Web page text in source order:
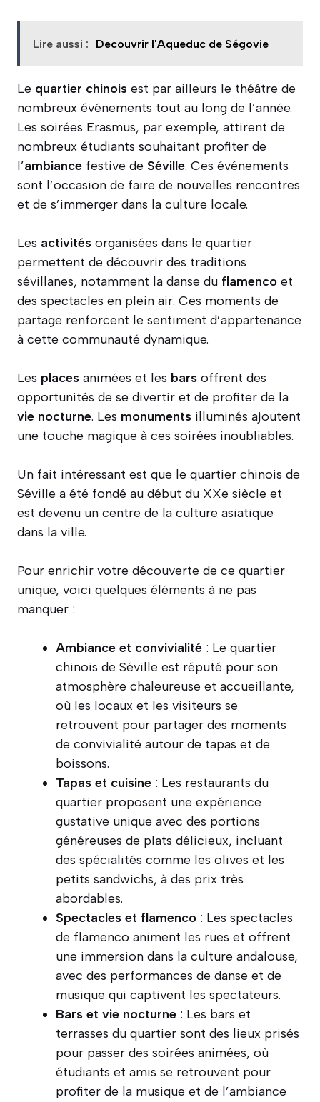
Lire aussi : Decouvrir l'Aqueduc de Ségovie
Le quartier chinois est par ailleurs le théâtre de
nombreux événements tout au long de l’année.
Les soirées Erasmus, par exemple, attirent de
nombreux étudiants souhaitant profiter de
l’ambiance festive de Séville. Ces événements
sont l’occasion de faire de nouvelles rencontres
et de s’immerger dans la culture locale.
Les activités organisées dans le quartier
permettent de découvrir des traditions
sévillanes, notamment la danse du flamenco et
des spectacles en plein air. Ces moments de
partage renforcent le sentiment d’appartenance
à cette communauté dynamique.
Les places animées et les bars offrent des
opportunités de se divertir et de profiter de la
vie nocturne. Les monuments illuminés ajoutent
une touche magique à ces soirées inoubliables.
Un fait intéressant est que le quartier chinois de
Séville a été fondé au début du XXe siècle et
est devenu un centre de la culture asiatique
dans la ville.
Pour enrichir votre découverte de ce quartier
unique, voici quelques éléments à ne pas
manquer :
Ambiance et convivialité : Le quartier
chinois de Séville est réputé pour son
atmosphère chaleureuse et accueillante,
où les locaux et les visiteurs se
retrouvent pour partager des moments
de convivialité autour de tapas et de
boissons.
Tapas et cuisine : Les restaurants du
quartier proposent une expérience
gustative unique avec des portions
généreuses de plats délicieux, incluant
des spécialités comme les olives et les
petits sandwichs, à des prix très
abordables.
Spectacles et flamenco : Les spectacles
de flamenco animent les rues et offrent
une immersion dans la culture andalouse,
avec des performances de danse et de
musique qui captivent les spectateurs.
Bars et vie nocturne : Les bars et
terrasses du quartier sont des lieux prisés
pour passer des soirées animées, où
étudiants et amis se retrouvent pour
profiter de la musique et de l’ambiance